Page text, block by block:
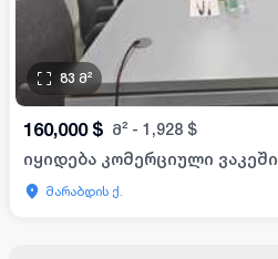
83 მ²
160,000 $ მ² - 1,928 $
იყიდება კომერციული ვაკეში
მარაბდის ქ.